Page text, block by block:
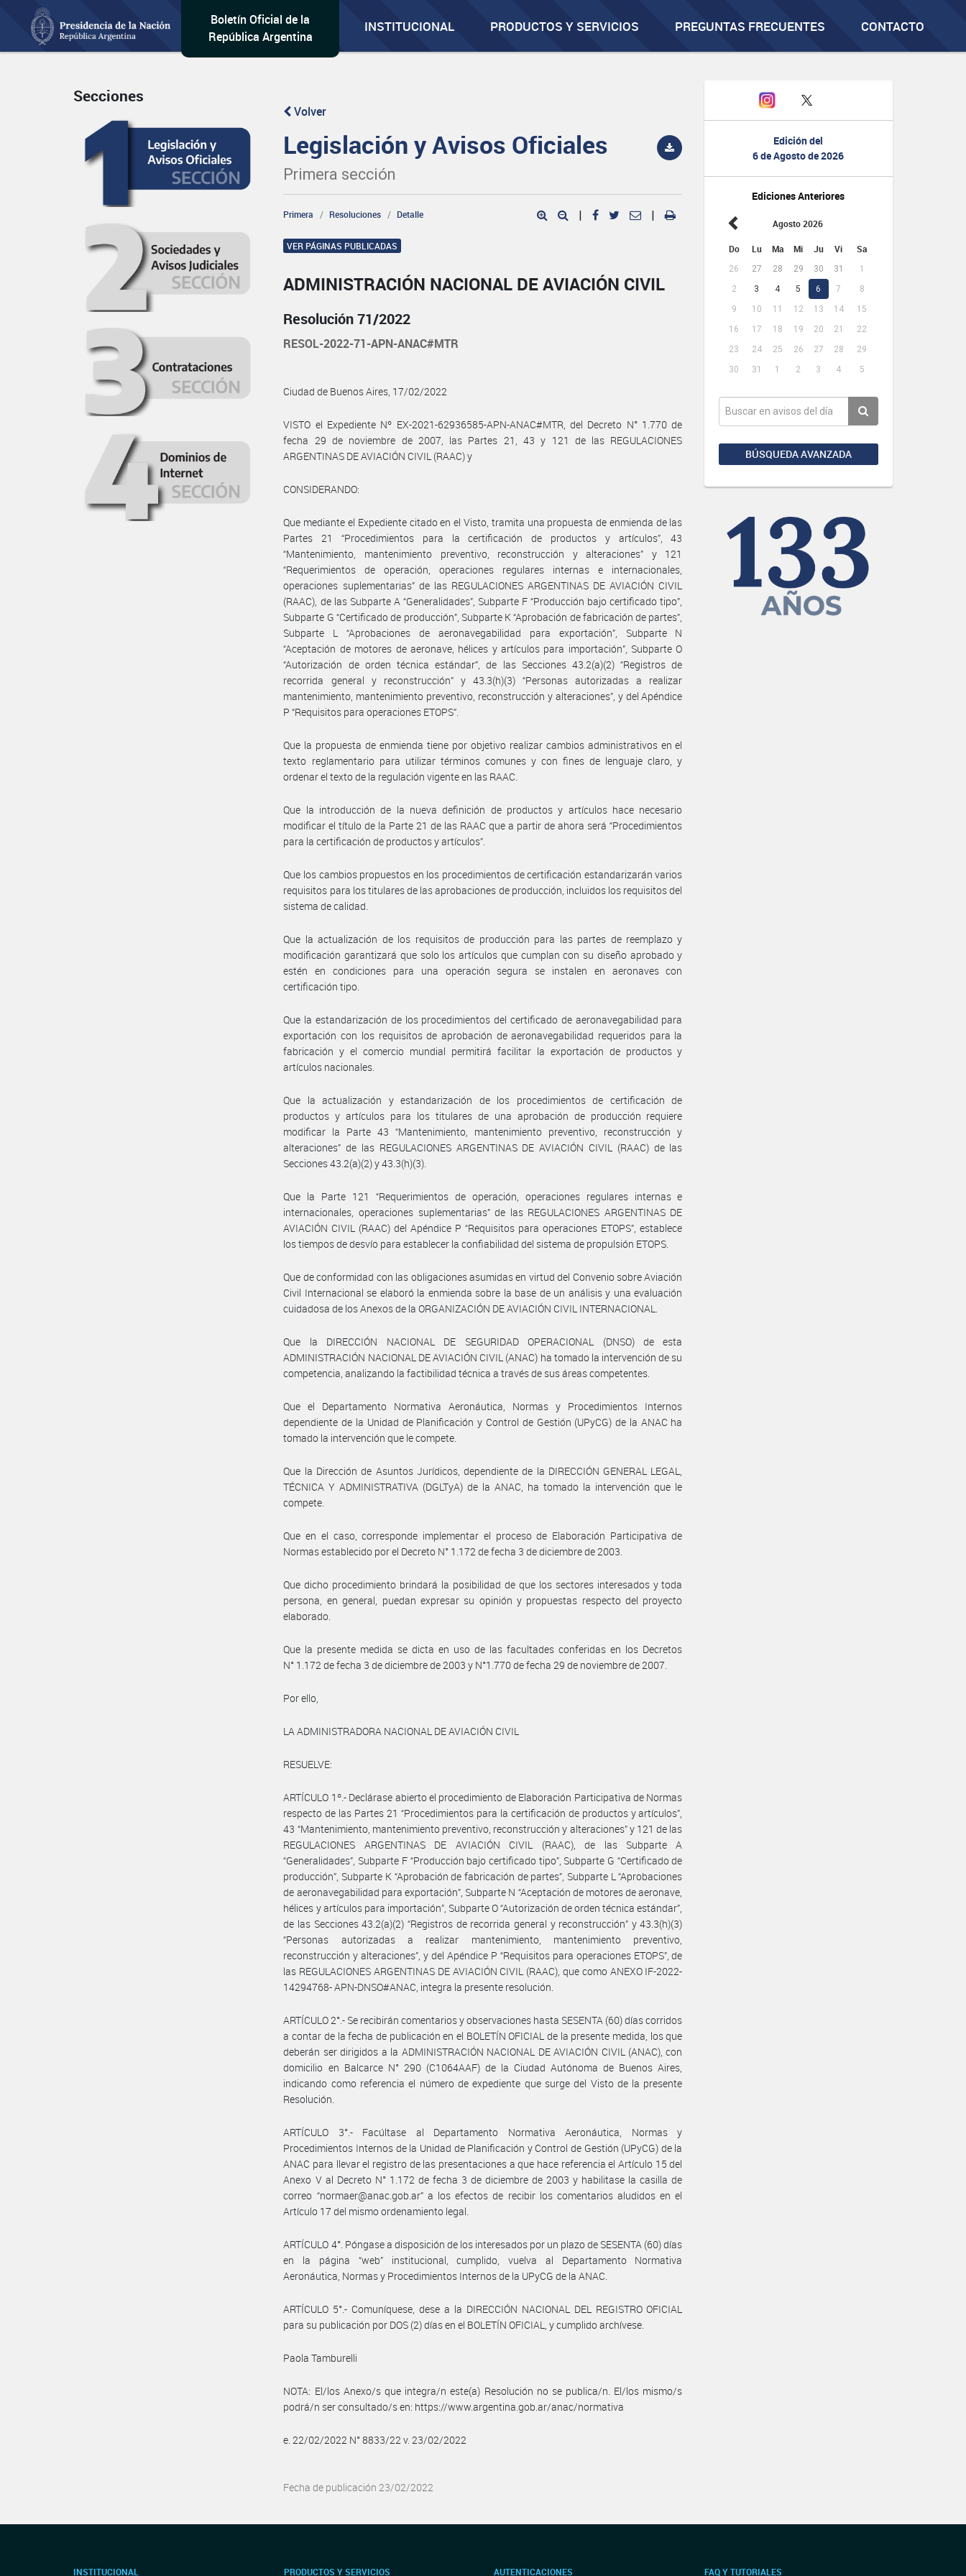
Boletín Oficial de la
República Argentina
INSTITUCIONAL PRODUCTOS Y SERVICIOS PREGUNTAS FRECUENTES CONTACTO
Edición del
6 de Agosto de 2026
Ediciones Anteriores
Agosto 2026
Do Lu Ma Mi Ju Vi Sa
26 27 28 29 30 31
1
2
3 4 5 6 7
8
9
10 11 12 13 14
15
16
17 18 19 20 21
22
23
24 25 26 27 28
29
30
31 1 2 3 4 5
BÚSQUEDA AVANZADA
Secciones
Volver
Legislación y Avisos Oficiales
Primera sección
Primera Resoluciones Detalle | |
VER PÁGINAS PUBLICADAS
ADMINISTRACIÓN NACIONAL DE AVIACIÓN CIVIL
Resolución 71/2022
RESOL-2022-71-APN-ANAC#MTR
Ciudad de Buenos Aires, 17/02/2022
VISTO el Expediente Nº EX-2021-62936585-APN-ANAC#MTR, del Decreto N° 1.770 de
fecha 29 de noviembre de 2007, las Partes 21, 43 y 121 de las REGULACIONES
ARGENTINAS DE AVIACIÓN CIVIL (RAAC) y
CONSIDERANDO:
Que mediante el Expediente citado en el Visto, tramita una propuesta de enmienda de las
Partes 21 “Procedimientos para la certificación de productos y artículos”, 43
“Mantenimiento, mantenimiento preventivo, reconstrucción y alteraciones” y 121
“Requerimientos de operación, operaciones regulares internas e internacionales,
operaciones suplementarias” de las REGULACIONES ARGENTINAS DE AVIACIÓN CIVIL
(RAAC), de las Subparte A “Generalidades”, Subparte F “Producción bajo certificado tipo”,
Subparte G “Certificado de producción”, Subparte K “Aprobación de fabricación de partes”,
Subparte L “Aprobaciones de aeronavegabilidad para exportación”, Subparte N
“Aceptación de motores de aeronave, hélices y artículos para importación”, Subparte O
“Autorización de orden técnica estándar”, de las Secciones 43.2(a)(2) “Registros de
recorrida general y reconstrucción” y 43.3(h)(3) “Personas autorizadas a realizar
mantenimiento, mantenimiento preventivo, reconstrucción y alteraciones”, y del Apéndice
P “Requisitos para operaciones ETOPS”.
Que la propuesta de enmienda tiene por objetivo realizar cambios administrativos en el
texto reglamentario para utilizar términos comunes y con fines de lenguaje claro, y
ordenar el texto de la regulación vigente en las RAAC.
Que la introducción de la nueva definición de productos y artículos hace necesario
modificar el título de la Parte 21 de las RAAC que a partir de ahora será “Procedimientos
para la certificación de productos y artículos”.
Que los cambios propuestos en los procedimientos de certificación estandarizarán varios
requisitos para los titulares de las aprobaciones de producción, incluidos los requisitos del
sistema de calidad.
Que la actualización de los requisitos de producción para las partes de reemplazo y
modificación garantizará que solo los artículos que cumplan con su diseño aprobado y
estén en condiciones para una operación segura se instalen en aeronaves con
certificación tipo.
Que la estandarización de los procedimientos del certificado de aeronavegabilidad para
exportación con los requisitos de aprobación de aeronavegabilidad requeridos para la
fabricación y el comercio mundial permitirá facilitar la exportación de productos y
artículos nacionales.
Que la actualización y estandarización de los procedimientos de certificación de
productos y artículos para los titulares de una aprobación de producción requiere
modificar la Parte 43 “Mantenimiento, mantenimiento preventivo, reconstrucción y
alteraciones” de las REGULACIONES ARGENTINAS DE AVIACIÓN CIVIL (RAAC) de las
Secciones 43.2(a)(2) y 43.3(h)(3).
Que la Parte 121 “Requerimientos de operación, operaciones regulares internas e
internacionales, operaciones suplementarias” de las REGULACIONES ARGENTINAS DE
AVIACIÓN CIVIL (RAAC) del Apéndice P “Requisitos para operaciones ETOPS”, establece
los tiempos de desvío para establecer la confiabilidad del sistema de propulsión ETOPS.
Que de conformidad con las obligaciones asumidas en virtud del Convenio sobre Aviación
Civil Internacional se elaboró la enmienda sobre la base de un análisis y una evaluación
cuidadosa de los Anexos de la ORGANIZACIÓN DE AVIACIÓN CIVIL INTERNACIONAL.
Que la DIRECCIÓN NACIONAL DE SEGURIDAD OPERACIONAL (DNSO) de esta
ADMINISTRACIÓN NACIONAL DE AVIACIÓN CIVIL (ANAC) ha tomado la intervención de su
competencia, analizando la factibilidad técnica a través de sus áreas competentes.
Que el Departamento Normativa Aeronáutica, Normas y Procedimientos Internos
dependiente de la Unidad de Planificación y Control de Gestión (UPyCG) de la ANAC ha
tomado la intervención que le compete.
Que la Dirección de Asuntos Jurídicos, dependiente de la DIRECCIÓN GENERAL LEGAL,
TÉCNICA Y ADMINISTRATIVA (DGLTyA) de la ANAC, ha tomado la intervención que le
compete.
Que en el caso, corresponde implementar el proceso de Elaboración Participativa de
Normas establecido por el Decreto N° 1.172 de fecha 3 de diciembre de 2003.
Que dicho procedimiento brindará la posibilidad de que los sectores interesados y toda
persona, en general, puedan expresar su opinión y propuestas respecto del proyecto
elaborado.
Que la presente medida se dicta en uso de las facultades conferidas en los Decretos
N° 1.172 de fecha 3 de diciembre de 2003 y N°1.770 de fecha 29 de noviembre de 2007.
Por ello,
LA ADMINISTRADORA NACIONAL DE AVIACIÓN CIVIL
RESUELVE:
ARTÍCULO 1º.- Declárase abierto el procedimiento de Elaboración Participativa de Normas
respecto de las Partes 21 “Procedimientos para la certificación de productos y artículos”,
43 “Mantenimiento, mantenimiento preventivo, reconstrucción y alteraciones” y 121 de las
REGULACIONES ARGENTINAS DE AVIACIÓN CIVIL (RAAC), de las Subparte A
“Generalidades”, Subparte F “Producción bajo certificado tipo”, Subparte G “Certificado de
producción”, Subparte K “Aprobación de fabricación de partes”, Subparte L “Aprobaciones
de aeronavegabilidad para exportación”, Subparte N “Aceptación de motores de aeronave,
hélices y artículos para importación”, Subparte O “Autorización de orden técnica estándar”,
de las Secciones 43.2(a)(2) “Registros de recorrida general y reconstrucción” y 43.3(h)(3)
“Personas autorizadas a realizar mantenimiento, mantenimiento preventivo,
reconstrucción y alteraciones”, y del Apéndice P “Requisitos para operaciones ETOPS”, de
las REGULACIONES ARGENTINAS DE AVIACIÓN CIVIL (RAAC), que como ANEXO IF-2022-
14294768- APN-DNSO#ANAC, integra la presente resolución.
ARTÍCULO 2°.- Se recibirán comentarios y observaciones hasta SESENTA (60) días corridos
a contar de la fecha de publicación en el BOLETÍN OFICIAL de la presente medida, los que
deberán ser dirigidos a la ADMINISTRACIÓN NACIONAL DE AVIACIÓN CIVIL (ANAC), con
domicilio en Balcarce N° 290 (C1064AAF) de la Ciudad Autónoma de Buenos Aires,
indicando como referencia el número de expediente que surge del Visto de la presente
Resolución.
ARTÍCULO 3°.- Facúltase al Departamento Normativa Aeronáutica, Normas y
Procedimientos Internos de la Unidad de Planificación y Control de Gestión (UPyCG) de la
ANAC para llevar el registro de las presentaciones a que hace referencia el Artículo 15 del
Anexo V al Decreto N° 1.172 de fecha 3 de diciembre de 2003 y habilitase la casilla de
correo “normaer@anac.gob.ar” a los efectos de recibir los comentarios aludidos en el
Artículo 17 del mismo ordenamiento legal.
ARTÍCULO 4°. Póngase a disposición de los interesados por un plazo de SESENTA (60) días
en la página “web” institucional, cumplido, vuelva al Departamento Normativa
Aeronáutica, Normas y Procedimientos Internos de la UPyCG de la ANAC.
ARTÍCULO 5°.- Comuníquese, dese a la DIRECCIÓN NACIONAL DEL REGISTRO OFICIAL
para su publicación por DOS (2) días en el BOLETÍN OFICIAL, y cumplido archívese.
Paola Tamburelli
NOTA: El/los Anexo/s que integra/n este(a) Resolución no se publica/n. El/los mismo/s
podrá/n ser consultado/s en: https://www.argentina.gob.ar/anac/normativa
e. 22/02/2022 N° 8833/22 v. 23/02/2022
Fecha de publicación 23/02/2022
INSTITUCIONAL PRODUCTOS Y SERVICIOS AUTENTICACIONES FAQ Y TUTORIALES